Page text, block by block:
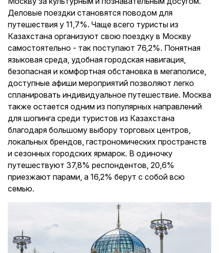
Деловые поездки становятся поводом для
путешествия у 11,7%. Чаще всего туристы из
Казахстана организуют свою поездку в Москву
самостоятельно - так поступают 76,2%. Понятная
языковая среда, удобная городская навигация,
безопасная и комфортная обстановка в мегаполисе,
доступные афиши мероприятий позволяют легко
спланировать индивидуальное путешествие. Москва
также остается одним из популярных направлений
для шопинга среди туристов из Казахстана
благодаря большому выбору торговых центров,
локальных брендов, гастрономических пространств
и сезонных городских ярмарок. В одиночку
путешествуют 37,8% респондентов, 20,6%
приезжают парами, а 16,2% берут с собой всю
семью.